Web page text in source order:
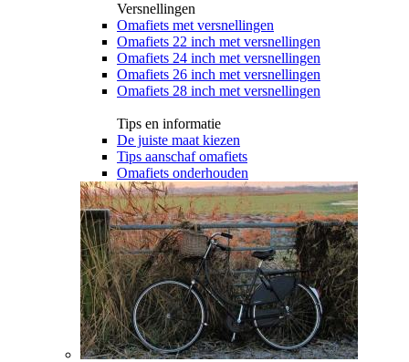
Versnellingen
Omafiets met versnellingen
Omafiets 22 inch met versnellingen
Omafiets 24 inch met versnellingen
Omafiets 26 inch met versnellingen
Omafiets 28 inch met versnellingen
Tips en informatie
De juiste maat kiezen
Tips aanschaf omafiets
Omafiets onderhouden